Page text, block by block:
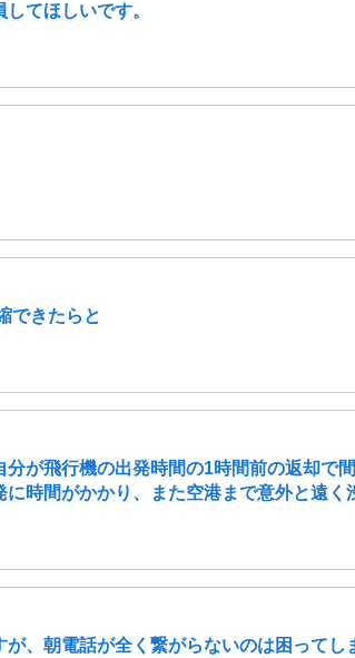
てほしいです。
できたらと
が飛行機の出発時間の1時間前の返却
時間がかかり、また空港まで意外と遠
、朝電話が全く繋がらないのは困って